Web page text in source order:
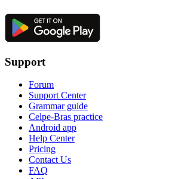
Support
Forum
Support Center
Grammar guide
Celpe-Bras practice
Android app
Help Center
Pricing
Contact Us
FAQ